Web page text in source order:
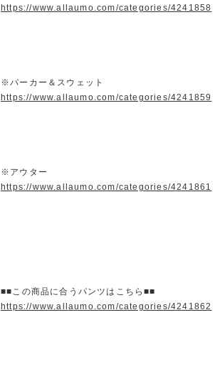
https://www.allaumo.com/categories/4241858
※パーカー＆スウェット
https://www.allaumo.com/categories/4241859
※アウター
https://www.allaumo.com/categories/4241861
■■この商品に合うパンツはこちら■■
https://www.allaumo.com/categories/4241862